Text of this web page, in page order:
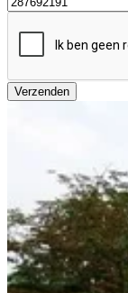
Verzenden